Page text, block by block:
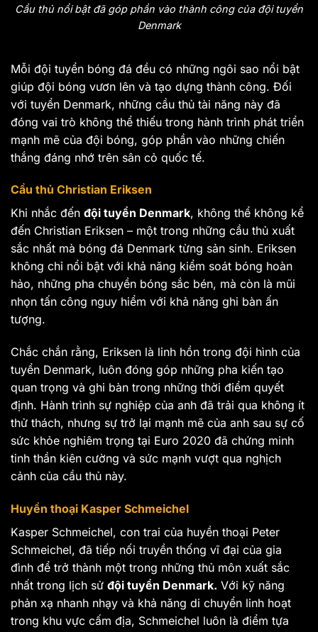
Cầu thủ nổi bật đã góp phần vào thành công của đội tuyển
Denmark
Mỗi đội tuyển bóng đá đều có những ngôi sao nổi bật
giúp đội bóng vươn lên và tạo dựng thành công. Đối
với tuyển Denmark, những cầu thủ tài năng này đã
đóng vai trò không thể thiếu trong hành trình phát triển
mạnh mẽ của đội bóng, góp phần vào những chiến
thắng đáng nhớ trên sân cỏ quốc tế.
Cầu thủ Christian Eriksen
Khi nhắc đến đội tuyển Denmark, không thể không kể
đến Christian Eriksen – một trong những cầu thủ xuất
sắc nhất mà bóng đá Denmark từng sản sinh. Eriksen
không chỉ nổi bật với khả năng kiểm soát bóng hoàn
hảo, những pha chuyền bóng sắc bén, mà còn là mũi
nhọn tấn công nguy hiểm với khả năng ghi bàn ấn
tượng.
Chắc chắn rằng, Eriksen là linh hồn trong đội hình của
tuyển Denmark, luôn đóng góp những pha kiến tạo
quan trọng và ghi bàn trong những thời điểm quyết
định. Hành trình sự nghiệp của anh đã trải qua không ít
thử thách, nhưng sự trở lại mạnh mẽ của anh sau sự cố
sức khỏe nghiêm trọng tại Euro 2020 đã chứng minh
tinh thần kiên cường và sức mạnh vượt qua nghịch
cảnh của cầu thủ này.
Huyền thoại Kasper Schmeichel
Kasper Schmeichel, con trai của huyền thoại Peter
Schmeichel, đã tiếp nối truyền thống vĩ đại của gia
đình để trở thành một trong những thủ môn xuất sắc
nhất trong lịch sử đội tuyển Denmark. Với kỹ năng
phản xạ nhanh nhạy và khả năng di chuyển linh hoạt
trong khu vực cấm địa, Schmeichel luôn là điểm tựa